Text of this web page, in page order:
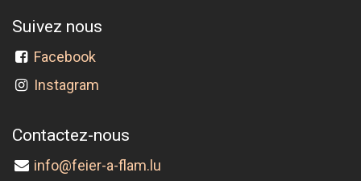
Suivez nous
Facebook
Instagram
Contactez-nous
info@feier-a-flam.lu